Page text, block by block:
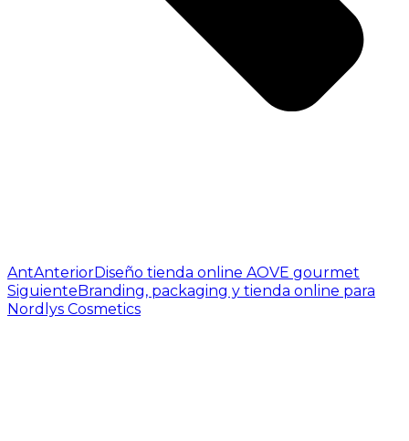
AntAnteriorDiseño tienda online AOVE gourmet
Siguiente Branding, packaging y tienda online para
Nordlys Cosmetics